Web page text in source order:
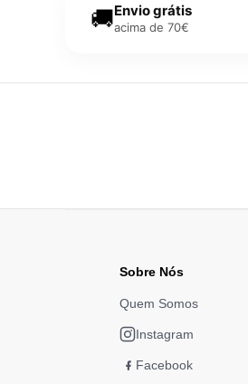
🚚Envio grátis
acima de 70€
Sobre Nós
Quem Somos
Instagram
Facebook